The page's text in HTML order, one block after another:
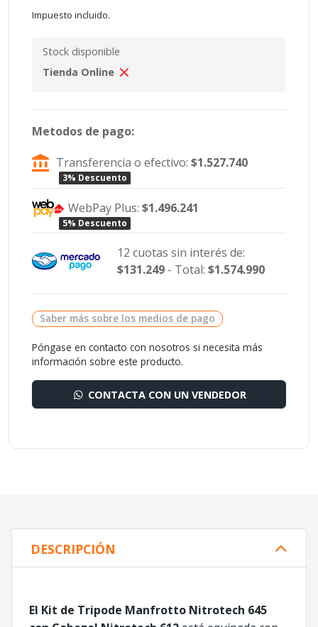
Impuesto incluido.
Stock disponible
Tienda Online
Metodos de pago:
Transferencia o efectivo:$1.527.740
3% Descuento
WebPay Plus:$1.496.241
5% Descuento
12 cuotas sin interés de:
$131.249- Total: $1.574.990
Saber más sobre los medios de pago
Póngase en contacto con nosotros si necesita más
información sobre este producto.
CONTACTA CON UN VENDEDOR
DESCRIPCIÓN
El Kit de Tripode Manfrotto Nitrotech 645